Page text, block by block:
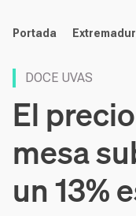
noticias
Portada
DOCE UVAS
El
mesa
un 13%